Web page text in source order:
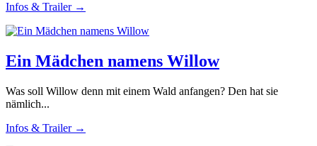
Infos & Trailer →
Ein Mädchen namens Willow
Was soll Willow denn mit einem Wald anfangen? Den hat sie
nämlich...
Infos & Trailer →